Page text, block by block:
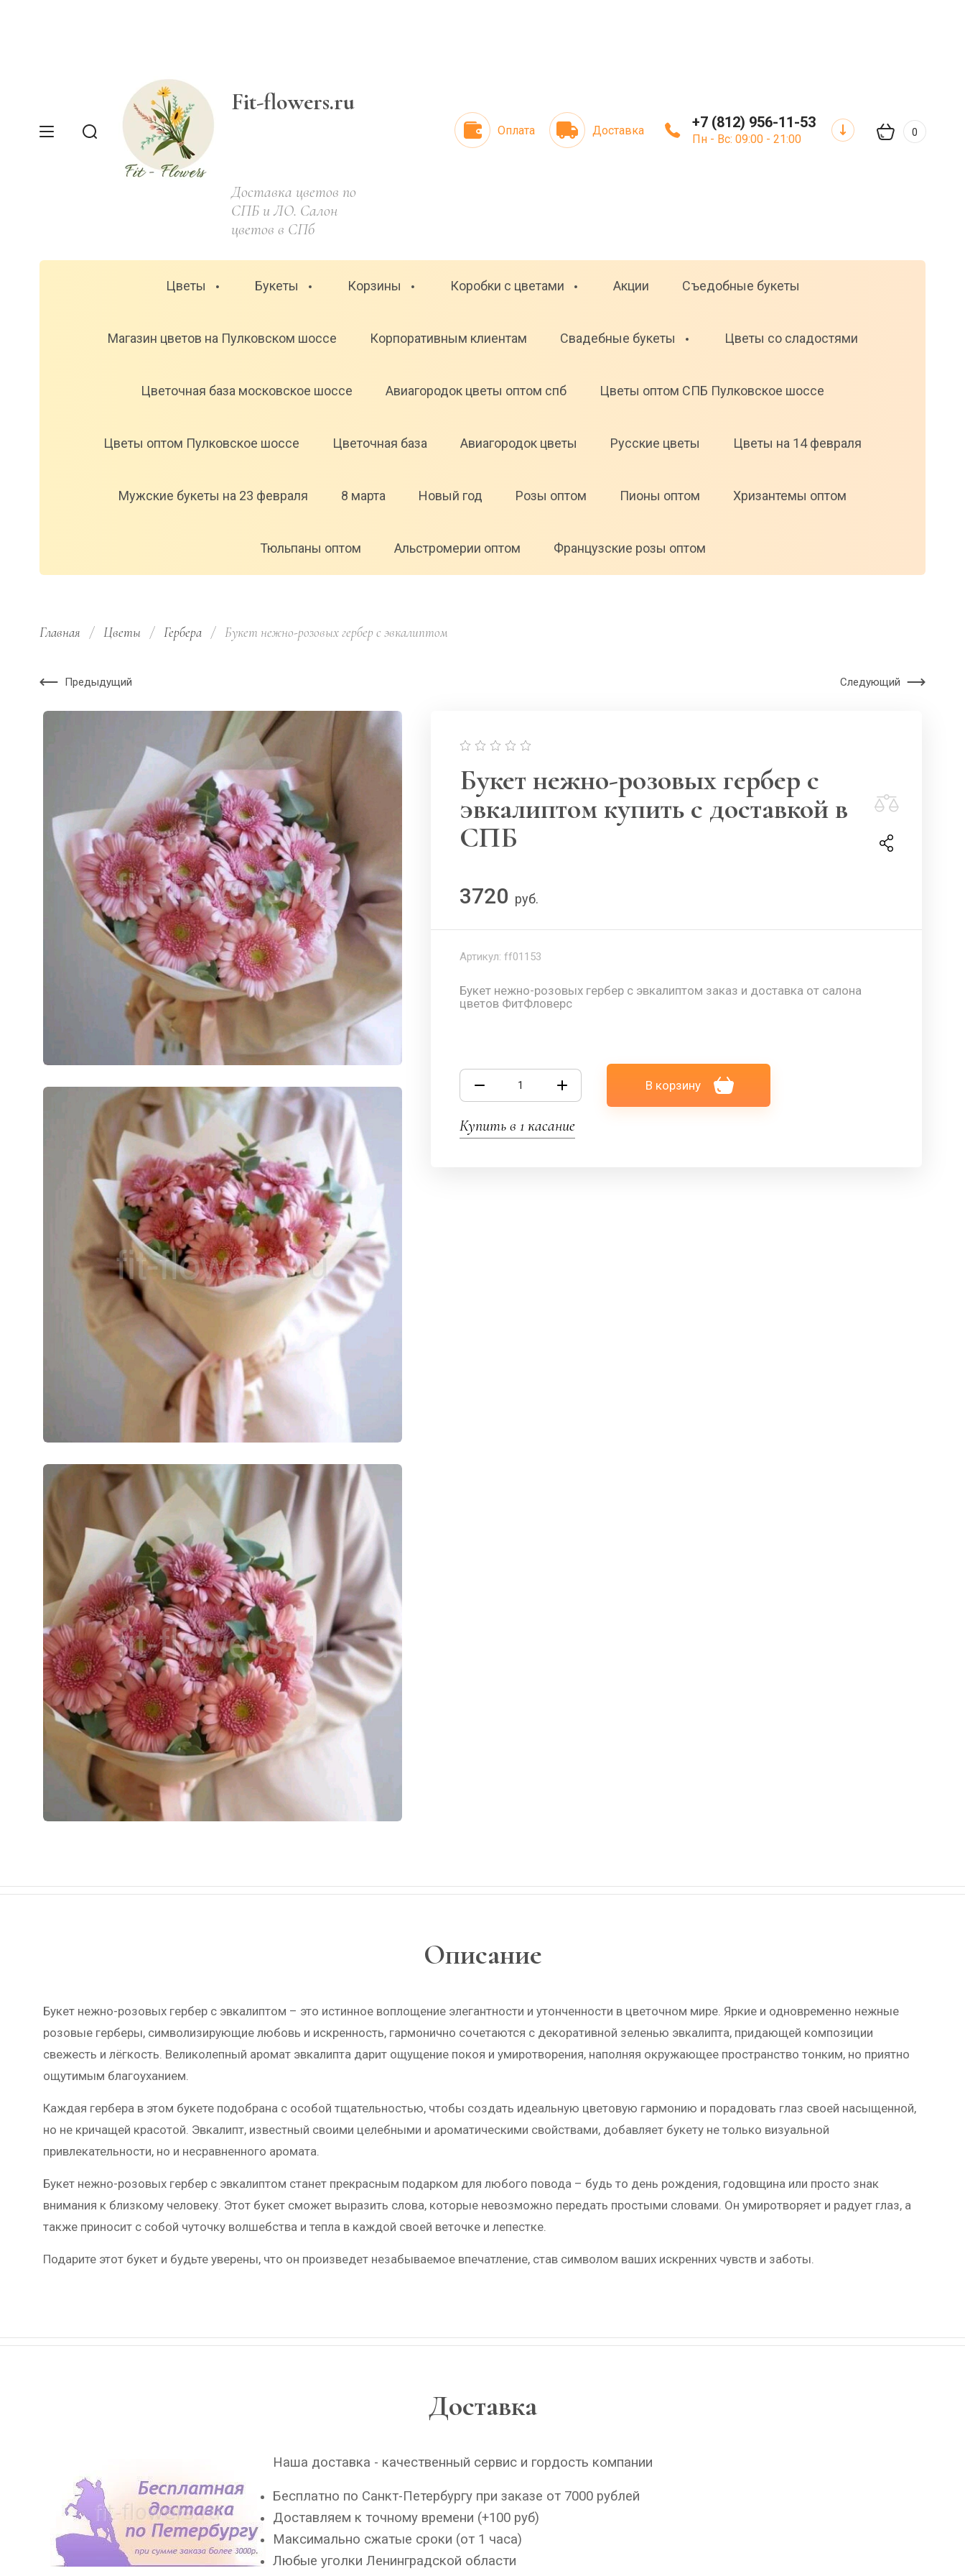
0
Fit-flowers.ru
Доставка цветов по
СПБ и ЛО. Салон
цветов в СПб
Оплата Доставка +7 (812) 956-11-53
Пн - Вс: 09:00 - 21:00
Цветы Букеты Корзины Коробки с цветами Акции Съедобные букеты
Магазин цветов на Пулковском шоссе Корпоративным клиентам Свадебные букеты Цветы со сладостями
Цветочная база московское шоссе Авиагородок цветы оптом спб Цветы оптом СПБ Пулковское шоссе
Цветы оптом Пулковское шоссе Цветочная база Авиагородок цветы Русские цветы Цветы на 14 февраля
Мужские букеты на 23 февраля 8 марта Новый год Розы оптом Пионы оптом Хризантемы оптом
Тюльпаны оптом Альстромерии оптом Французские розы оптом
Главная / Цветы / Гербера /
  Букет нежно-розовых гербер с эвкалиптом
Предыдущий Следующий
Букет нежно-розовых гербер с
эвкалиптом купить с доставкой в
СПБ
3720 руб.
Артикул: ff01153
Букет нежно-розовых гербер с эвкалиптом заказ и доставка от салона
цветов ФитФловерс
В корзину
Купить в 1 касание
Описание
Букет нежно-розовых гербер с эвкалиптом – это истинное воплощение элегантности и утонченности в цветочном мире. Яркие и одновременно нежные
розовые герберы, символизирующие любовь и искренность, гармонично сочетаются с декоративной зеленью эвкалипта, придающей композиции
свежесть и лёгкость. Великолепный аромат эвкалипта дарит ощущение покоя и умиротворения, наполняя окружающее пространство тонким, но приятно
ощутимым благоуханием.
Каждая гербера в этом букете подобрана с особой тщательностью, чтобы создать идеальную цветовую гармонию и порадовать глаз своей насыщенной,
но не кричащей красотой. Эвкалипт, известный своими целебными и ароматическими свойствами, добавляет букету не только визуальной
привлекательности, но и несравненного аромата.
Букет нежно-розовых гербер с эвкалиптом станет прекрасным подарком для любого повода – будь то день рождения, годовщина или просто знак
внимания к близкому человеку. Этот букет сможет выразить слова, которые невозможно передать простыми словами. Он умиротворяет и радует глаз, а
также приносит с собой чуточку волшебства и тепла в каждой своей веточке и лепестке.
Подарите этот букет и будьте уверены, что он произведет незабываемое впечатление, став символом ваших искренних чувств и заботы.
Доставка
Наша доставка - качественный сервис и гордость компании
Бесплатно по Санкт-Петербургу при заказе от 7000 рублей
Доставляем к точному времени (+100 руб)
Максимально сжатые сроки (от 1 часа)
Любые уголки Ленинградской области